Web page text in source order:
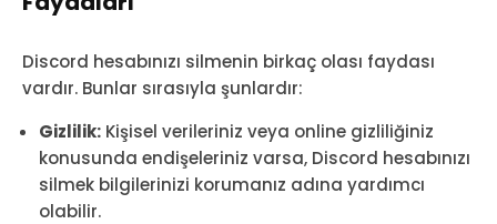
Discord hesabınızı silmenin birkaç olası faydası
vardır. Bunlar sırasıyla şunlardır:
Gizlilik: Kişisel verileriniz veya online gizliliğiniz
konusunda endişeleriniz varsa, Discord hesabınızı
silmek bilgilerinizi korumanız adına yardımcı
olabilir.